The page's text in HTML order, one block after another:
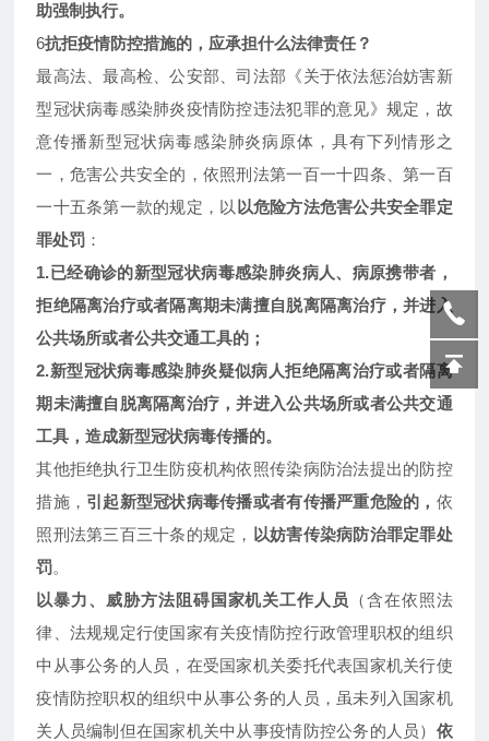
助强制执行。
6抗拒疫情防控措施的，应承担什么法律责任？
最高法、最高检、公安部、司法部《关于依法惩治妨害新
型冠状病毒感染肺炎疫情防控违法犯罪的意见》规定，故
意传播新型冠状病毒感染肺炎病原体，具有下列情形之
一，危害公共安全的，依照刑法第一百一十四条、第一百
一十五条第一款的规定，以 以危险方法危害公共安全罪定
罪处罚 ：
1.已经确诊的新型冠状病毒感染肺炎病人、病原携带者，
拒绝隔离治疗或者隔离期未满擅自脱离隔离治疗，并进入
公共场所或者公共交通工具的；
2.新型冠状病毒感染肺炎疑似病人拒绝隔离治疗或者隔离
期未满擅自脱离隔离治疗，并进入公共场所或者公共交通
工具，造成新型冠状病毒传播的。
其他拒绝执行卫生防疫机构依照传染病防治法提出的防控
措施， 引起新型冠状病毒传播或者有传播严重危险的， 依
照刑法第三百三十条的规定， 以妨害传染病防治罪定罪处
罚。
以暴力、威胁方法阻碍国家机关工作人员
（含在依照法
律、法规规定行使国家有关疫情防控行政管理职权的组织
中从事公务的人员，在受国家机关委托代表国家机关行使
疫情防控职权的组织中从事公务的人员，虽未列入国家机
关人员编制但在国家机关中从事疫情防控公务的人员） 依